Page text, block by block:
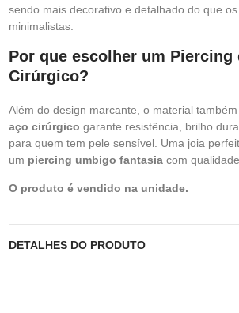
sendo mais decorativo e detalhado do que
minimalistas.
Por que escolher um Piercing
Cirúrgico?
Além do design marcante, o material
aço cirúrgico garante resistência, brilho
para quem tem pele sensível. Uma joia
um piercing umbigo fantasia com
O produto é vendido na unidade.
DETALHES DO PRODUTO